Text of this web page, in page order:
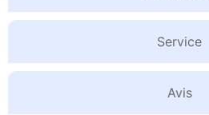
Service
Avis